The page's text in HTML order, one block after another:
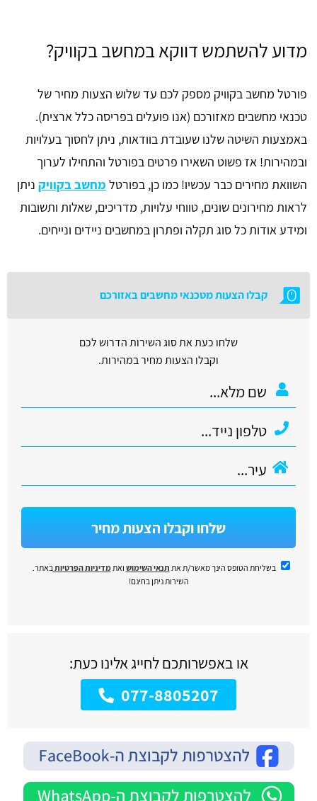
מדוע להשתמש דווקא במחשב בקוויק?
פורטל מחשב בקוויק מספק לכם עד שלוש הצעות מחיר של
טכנאי מחשבים מאזורכם (אנו פועלים בפריסה כלל ארצית).
באמצעות השיטה שלנו שעובדת בוודאות, ניתן לחסוך בעלויות
ובמהירות! אז פשוט השאירו פרטים בפורטל והתחילו לערוך
השוואת מחירים כבר עכשיו! כמו כן, בפורטל מחשב בקוויק ניתן
לראות מחירונים שונים, טווחי עלויות, מדריכים, שאלות ותשובות
ומידע אודות כל סוג תקלה ופתרון במחשבים ניידים ונייחים.
קבלו הצעות מטכנאי מחשבים באזורכם
שלחו כעת את סוג השירות הדרוש לכם
וקבלו הצעות מחיר במהירות.
שלחו וקבלו הצעות מחיר
בשליחת הטופס הינך מאשר/ת את תנאי השימוש ואתמדיניות הפרטיותבאתר.
השירות ניתן בחינם!
או באפשרותכם לחייג אלינו כעת:
077-8805207